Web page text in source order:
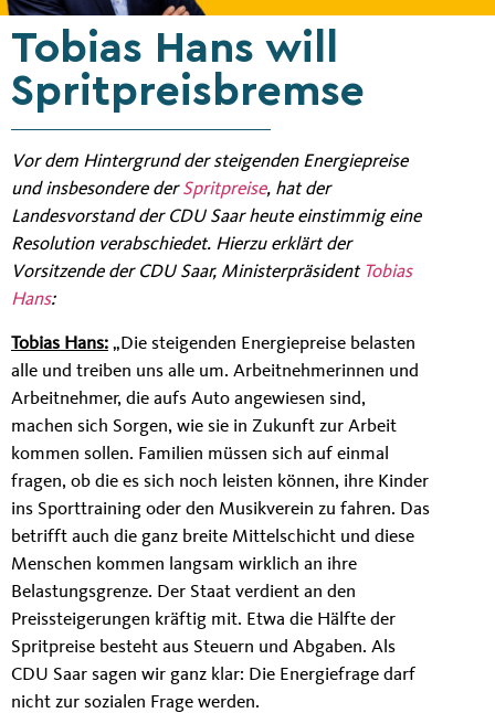
Tobias Hans will
Spritpreisbremse
Vor dem Hintergrund der steigenden Energiepreise
und insbesondere derSpritpreise, hat der
Landesvorstand der CDU Saar heute einstimmig eine
Resolution verabschiedet. Hierzu erklärt der
Vorsitzende der CDU Saar, Ministerpräsident Tobias
Hans:
Tobias Hans: „Die steigenden Energiepreise belasten
alle und treiben uns alle um. Arbeitnehmerinnen und
Arbeitnehmer, die aufs Auto angewiesen sind,
machen sich Sorgen, wie sie in Zukunft zur Arbeit
kommen sollen. Familien müssen sich auf einmal
fragen, ob die es sich noch leisten können, ihre Kinder
ins Sporttraining oder den Musikverein zu fahren. Das
betrifft auch die ganz breite Mittelschicht und diese
Menschen kommen langsam wirklich an ihre
Belastungsgrenze. Der Staat verdient an den
Preissteigerungen kräftig mit. Etwa die Hälfte der
Spritpreise besteht aus Steuern und Abgaben. Als
CDU Saar sagen wir ganz klar: Die Energiefrage darf
nicht zur sozialen Frage werden.